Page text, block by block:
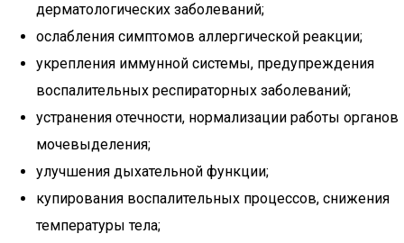
дерматологических заболеваний;
ослабления симптомов аллергической реакции;
укрепления иммунной системы, предупреждения
воспалительных респираторных заболеваний;
устранения отечности, нормализации работы органов
мочевыделения;
улучшения дыхательной функции;
купирования воспалительных процессов, снижения
температуры тела;